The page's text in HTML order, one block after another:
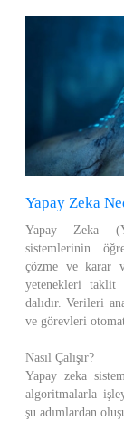
Yapay Zeka
Yapay Zeka
sistemlerinin
çözme ve karar
yetenekleri taklit
dalıdır. Verileri
ve görevleri
Nasıl Çalışır?
Yapay zeka
algoritmalarla
şu adımlardan